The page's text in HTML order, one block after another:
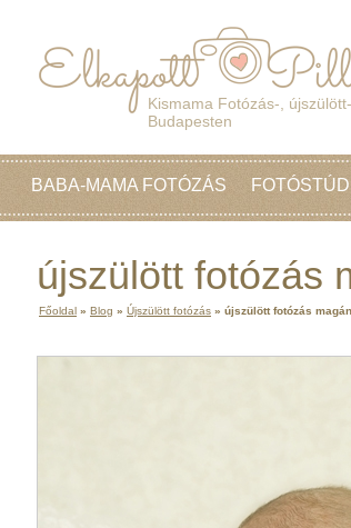
Kismama Fotózás-,
Budapesten
BABA-MAMA FOTÓZÁS
újszülött fotózás
Főoldal » Blog » Újszülött fotózás » újszülött fotózás